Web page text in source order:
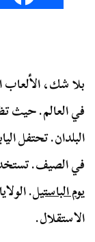
بلا شك، الألعاب
في العالم. حيث
البلدان. تحتفل
في الصيف.
يوم الباستيل
الاستقلال.